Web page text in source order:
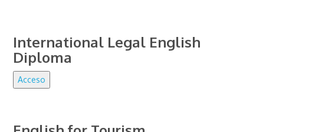
International Legal English
Diploma